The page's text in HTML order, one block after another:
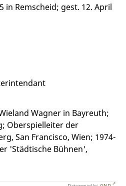
in Remscheid; gest. 12. April
Wagner in Bayreuth;
Oberspielleiter der
San Francisco, Wien; 1974-
'Städtische Bühnen',